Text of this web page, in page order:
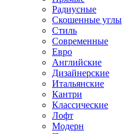
Радиусные
Скошенные углы
Стиль
Современные
Евро
Английские
Дизайнерские
Итальянские
Кантри
Классические
Лофт
Модерн